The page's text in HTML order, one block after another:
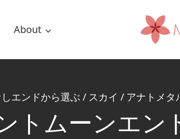
About
エンドから選ぶ / スカイ / アナトメタ
トムーンエン